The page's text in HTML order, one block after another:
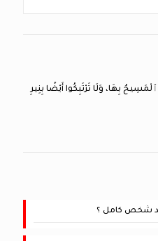
بِهَا، وَلَا تَرْتَبِكُوا أَيْضًا بِنِيرِ
شخص كامل ؟